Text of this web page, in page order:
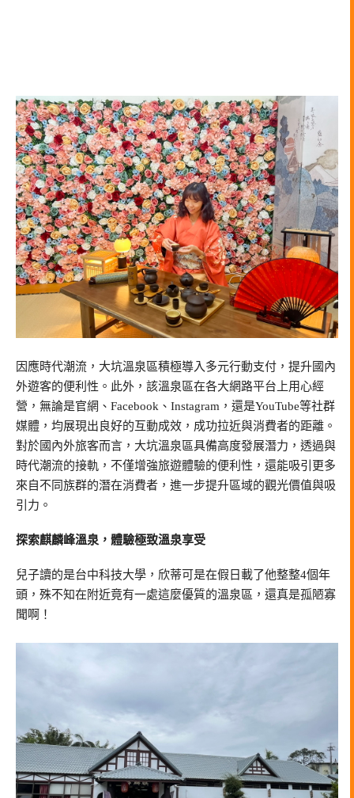
因應時代潮流，大坑溫泉區積極導入多元行動支付，提升國內
外遊客的便利性。此外，該溫泉區在各大網路平台上用心經
營，無論是官網、Facebook、Instagram，還是YouTube等社群
媒體，均展現出良好的互動成效，成功拉近與消費者的距離。
對於國內外旅客而言，大坑溫泉區具備高度發展潛力，透過與
時代潮流的接軌，不僅增強旅遊體驗的便利性，還能吸引更多
來自不同族群的潛在消費者，進一步提升區域的觀光價值與吸
引力。
探索麒麟峰溫泉，體驗極致溫泉享受
兒子讀的是台中科技大學，欣蒂可是在假日載了他整整4個年
頭，殊不知在附近竟有一處這麼優質的溫泉區，還真是孤陋寡
聞啊！